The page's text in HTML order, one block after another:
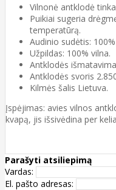
Vilnonė antklodė
Puikiai sugeria
temperatūrą.
Audinio sudėtis:
Užpildas: 100% vilna.
Antklodės
Antklodės svoris
Kilmės šalis Lietuva.
Įspėjimas: avies vilnos
kvapą, jis išsivėdina per
Parašyti atsiliepimą
Vardas:
El. pašto adresas: